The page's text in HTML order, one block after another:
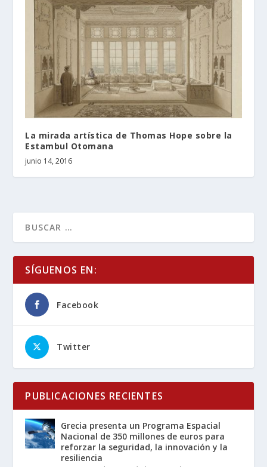
La mirada artística de Thomas Hope sobre la
Estambul Otomana
junio 14, 2016
SÍGUENOS EN:
Facebook
Twitter
PUBLICACIONES RECIENTES
Grecia presenta un Programa Espacial
Nacional de 350 millones de euros para
reforzar la seguridad, la innovación y la
resiliencia